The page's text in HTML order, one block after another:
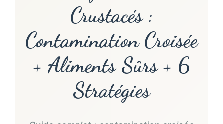
Crustacés :
Contamination Croisée
+ Aliments Sûrs + 6
Stratégies